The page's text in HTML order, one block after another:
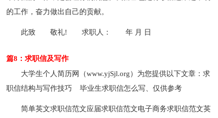
的工作，奋力做出自己的贡献。
此致 敬礼! 求职人： 年 月 日
篇8：求职信及写作
大学生个人简历网（www.yjSjl.org）为您提供以下文章：求
职信结构与写作技巧 毕业生求职信怎么写、仅供参考
简单英文求职信范文应届求职信范文电子商务求职信范文英